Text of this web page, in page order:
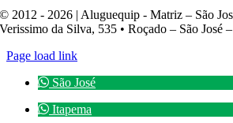
© 2012 - 2026 | Aluguequip - Matriz – São
Verissimo da Silva, 535 • Roçado – São José
Page load link
São José
Itapema